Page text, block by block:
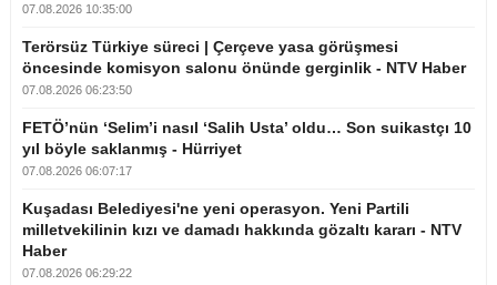
07.08.2026 10:35:00
Terörsüz Türkiye süreci | Çerçeve yasa görüşmesi
öncesinde komisyon salonu önünde gerginlik - NTV Haber
07.08.2026 06:23:50
FETÖ’nün ‘Selim’i nasıl ‘Salih Usta’ oldu… Son suikastçı 10
yıl böyle saklanmış - Hürriyet
07.08.2026 06:07:17
Kuşadası Belediyesi'ne yeni operasyon. Yeni Partili
milletvekilinin kızı ve damadı hakkında gözaltı kararı - NTV
Haber
07.08.2026 06:29:22